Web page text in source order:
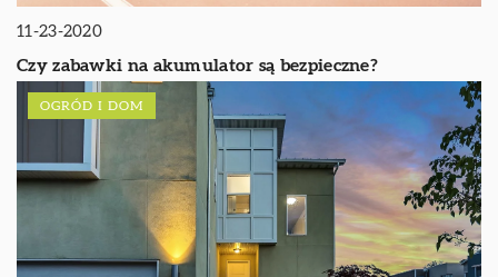
11-23-2020
Czy zabawki na akumulator są bezpieczne?
OGRÓD I DOM